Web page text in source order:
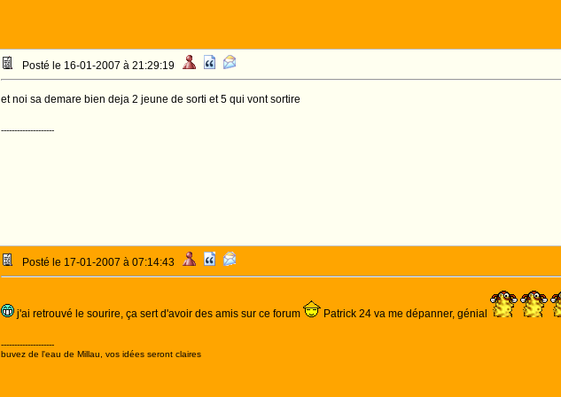
Posté le 16-01-2007 à 21:29:19
et noi sa demare bien deja 2 jeune de sorti et 5 qui vont sortire
--------------------
Posté le 17-01-2007 à 07:14:43
j'ai retrouvé le sourire, ça sert d'avoir des amis sur ce forum Patrick 24 va me dépanner, génial
--------------------
buvez de l'eau de Millau, vos idées seront claires